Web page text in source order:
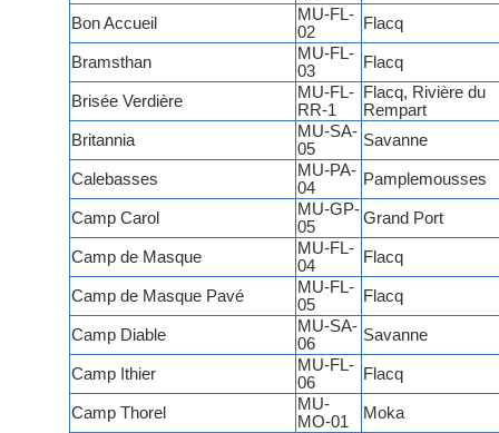
Bon Accueil
MU-FL-
02
Flacq
Bramsthan
MU-FL-
03
Flacq
Brisée Verdière
MU-FL-
RR-1
Flacq, Rivière du
Rempart
Britannia
MU-SA-
05
Savanne
Calebasses
MU-PA-
04
Pamplemousses
Camp Carol
MU-GP-
05
Grand Port
Camp de Masque
MU-FL-
04
Flacq
Camp de Masque Pavé
MU-FL-
05
Flacq
Camp Diable
MU-SA-
06
Savanne
Camp Ithier
MU-FL-
06
Flacq
Camp Thorel
MU-
MO-01
Moka